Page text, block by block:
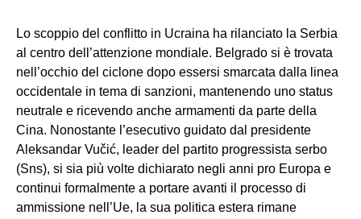
Lo scoppio del conflitto in Ucraina ha rilanciato la Serbia
al centro dell’attenzione mondiale. Belgrado si è trovata
nell’occhio del ciclone dopo essersi smarcata dalla linea
occidentale in tema di sanzioni, mantenendo uno status
neutrale e ricevendo anche armamenti da parte della
Cina. Nonostante l’esecutivo guidato dal presidente
Aleksandar Vučić, leader del partito progressista serbo
(Sns), si sia più volte dichiarato negli anni pro Europa e
continui formalmente a portare avanti il processo di
ammissione nell’Ue, la sua politica estera rimane